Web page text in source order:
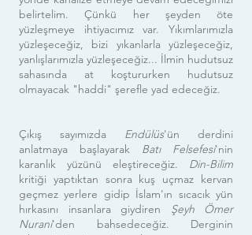
belirtelim. Çünkü her şeyden öte
yüzleşmeye ihtiyacımız var. Yıkımlarımızla
yüzleşeceğiz, bizi yıkanlarla yüzleşeceğiz,
yanlışlarımızla yüzleşeceğiz... İlmin hudutsuz
sahasında at koştururken hudutsuz
olmayacak "haddi" şerefle yad edeceğiz.
Çıkış sayımızda Endülüs'ün derdini
anlatmaya başlayarak Batı Felsefesi'nin
karanlık yüzünü eleştireceğiz. Din-Bilim
kritiği yaptıktan sonra kuş uçmaz kervan
geçmez yerlere gidip İslam'ın sıcacık yün
hırkasını insanlara giydiren Şeyh Ömer
Nurani'den bahsedeceğiz. Derginin